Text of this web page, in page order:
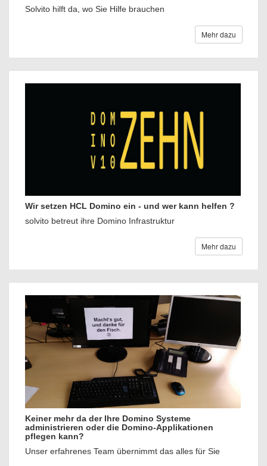
Solvito hilft da, wo Sie Hilfe brauchen
Mehr dazu
Wir setzen HCL Domino ein - und wer kann helfen ?
solvito betreut ihre Domino Infrastruktur
Mehr dazu
Keiner mehr da der Ihre Domino Systeme
administrieren oder die Domino-Applikationen
pflegen kann?
Unser erfahrenes Team übernimmt das alles für Sie